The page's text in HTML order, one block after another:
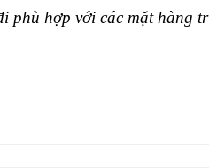
phù hợp với các mặt hàng